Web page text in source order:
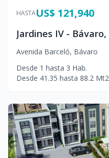
HASTAUS$ 121,940
Jardines IV -
Avenida Barceló, Bávaro
Desde 1 hasta 3 Hab.
Desde 41.35 hasta 88.2 Mt2